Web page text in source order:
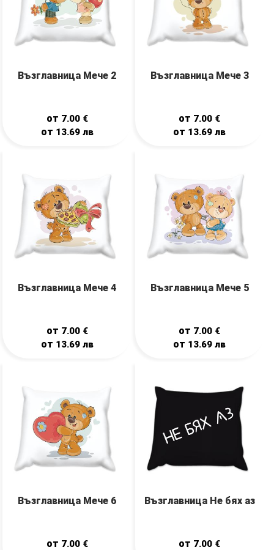
Възглавница Мече 2
от 7.00 €
от 13.69 лв
Възглавница Мече 3
от 7.00 €
от 13.69лв
Възглавница Мече 4
от 7.00 €
от 13.69 лв
Възглавница Мече 5
от 7.00 €
от 13.69лв
Възглавница Мече 6
от 7.00 €
Възглавница Не бях аз
от 7.00 €